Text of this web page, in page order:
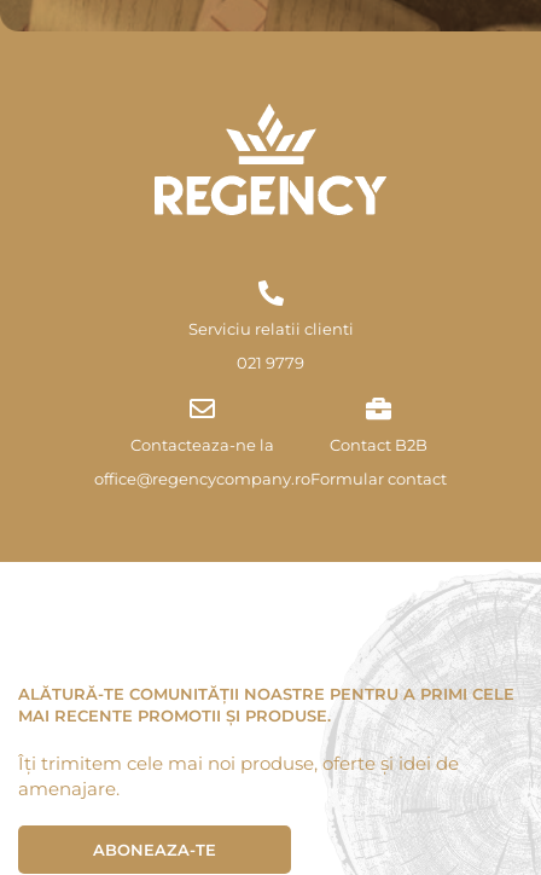
Serviciu relatii clienti
021 9779
Contacteaza-ne la
office@regencycompany.ro
Contact B2B
Formular contact
ALĂTURĂ-TE COMUNITĂȚII NOASTRE PENTRU A PRIMI CELE
MAI RECENTE PROMOTII ȘI PRODUSE.
Îți trimitem cele mai noi produse, oferte și idei de
amenajare.
ABONEAZA-TE